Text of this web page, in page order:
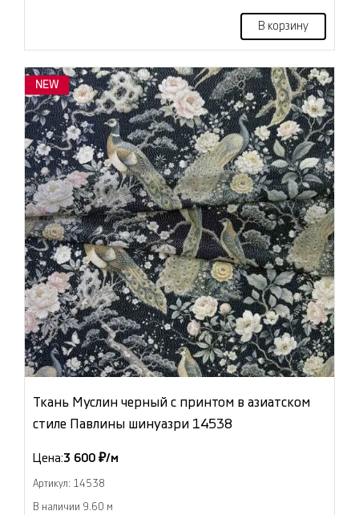
В корзину
NEW
Ткань Муслин черный с принтом в азиатском
стиле Павлины шинуазри 14538
Цена:3 600 ₽/м
Артикул: 14538
В наличии 9.60 м